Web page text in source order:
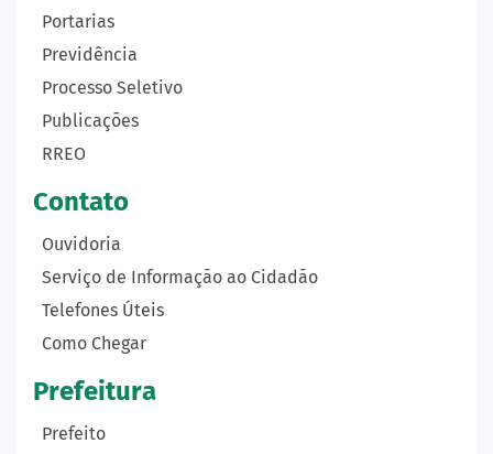
Portarias
Previdência
Processo Seletivo
Publicações
RREO
Contato
Ouvidoria
Serviço de Informação ao Cidadão
Telefones Úteis
Como Chegar
Prefeitura
Prefeito